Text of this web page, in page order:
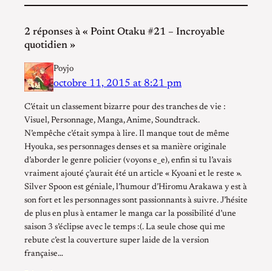
2 réponses à « Point Otaku #21 – Incroyable
quotidien »
Poyjo
octobre 11, 2015 at 8:21 pm
C’était un classement bizarre pour des tranches de vie :
Visuel, Personnage, Manga, Anime, Soundtrack.
N’empêche c’était sympa à lire. Il manque tout de même
Hyouka, ses personnages denses et sa manière originale
d’aborder le genre policier (voyons e_e), enfin si tu l’avais
vraiment ajouté ç’aurait été un article « Kyoani et le reste ».
Silver Spoon est géniale, l’humour d’Hiromu Arakawa y est à
son fort et les personnages sont passionnants à suivre. J’hésite
de plus en plus à entamer le manga car la possibilité d’une
saison 3 s’éclipse avec le temps :(. La seule chose qui me
rebute c’est la couverture super laide de la version
française…